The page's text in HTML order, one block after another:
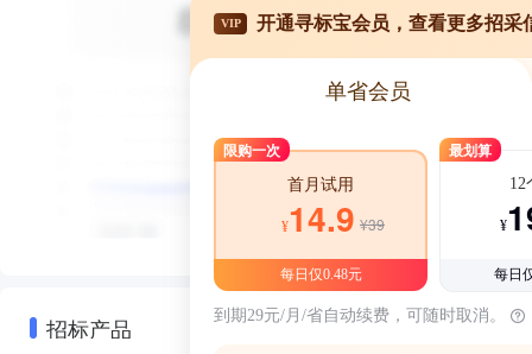
招标产品
VIP 开通寻标宝会员，查看更多招采
单省会员
限购一次
首月试用
¥14.9 ¥39
每日仅0.48元
最划算
12
¥
每日
到期29元/月/省自动续费，可随时取消。